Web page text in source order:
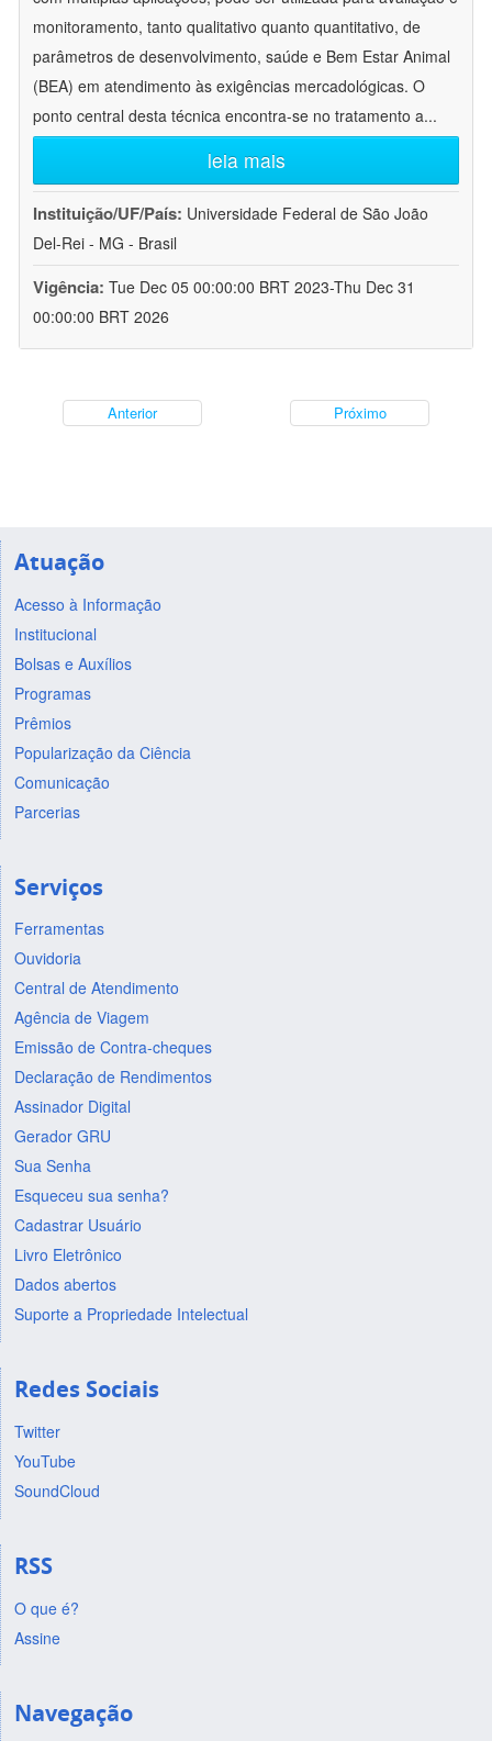
monitoramento, tanto qualitativo quanto quantitativo, de
parâmetros de desenvolvimento, saúde e Bem Estar Animal
(BEA) em atendimento às exigências mercadológicas. O
ponto central desta técnica encontra-se no tratamento a...
leia mais
Instituição/UF/País: Universidade Federal de São João
Del-Rei - MG - Brasil
Vigência: Tue Dec 05 00:00:00 BRT 2023-Thu Dec 31
00:00:00 BRT 2026
Anterior Próximo
Atuação
Acesso à Informação
Institucional
Bolsas e Auxílios
Programas
Prêmios
Popularização da Ciência
Comunicação
Parcerias
Serviços
Ferramentas
Ouvidoria
Central de Atendimento
Agência de Viagem
Emissão de Contra-cheques
Declaração de Rendimentos
Assinador Digital
Gerador GRU
Sua Senha
Esqueceu sua senha?
Cadastrar Usuário
Livro Eletrônico
Dados abertos
Suporte a Propriedade Intelectual
Redes Sociais
Twitter
YouTube
SoundCloud
RSS
O que é?
Assine
Navegação